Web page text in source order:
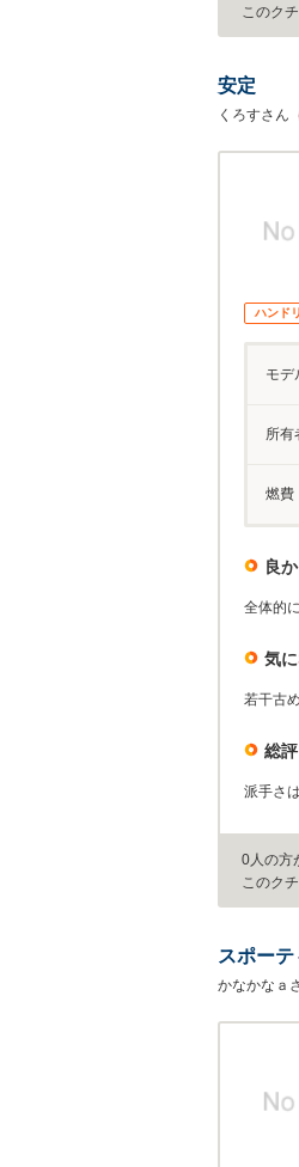
このク
安定
くろすさん
ハンド
モデ
所有
燃費
良
全体的
気
若干古
総評
派手さ
0人の方
このク
スポーテ
かなかなａ